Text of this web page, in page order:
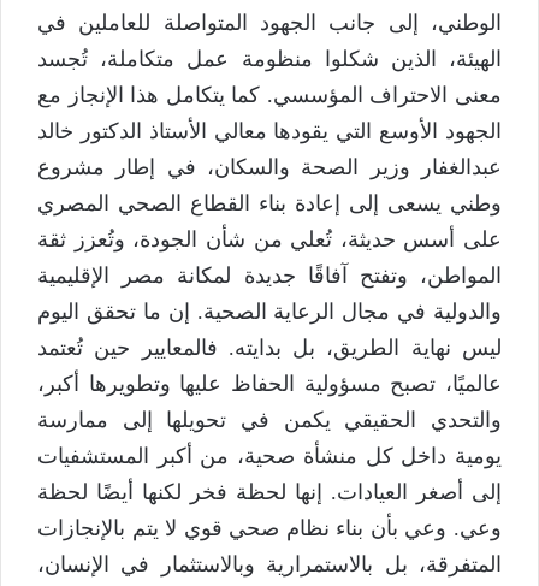
الوطني، إلى جانب الجهود المتواصلة للعاملين في
الهيئة، الذين شكلوا منظومة عمل متكاملة، تُجسد
معنى الاحتراف المؤسسي. كما يتكامل هذا الإنجاز مع
الجهود الأوسع التي يقودها معالي الأستاذ الدكتور خالد
عبدالغفار وزير الصحة والسكان، في إطار مشروع
وطني يسعى إلى إعادة بناء القطاع الصحي المصري
على أسس حديثة، تُعلي من شأن الجودة، وتُعزز ثقة
المواطن، وتفتح آفاقًا جديدة لمكانة مصر الإقليمية
والدولية في مجال الرعاية الصحية. إن ما تحقق اليوم
ليس نهاية الطريق، بل بدايته. فالمعايير حين تُعتمد
عالميًا، تصبح مسؤولية الحفاظ عليها وتطويرها أكبر،
والتحدي الحقيقي يكمن في تحويلها إلى ممارسة
يومية داخل كل منشأة صحية، من أكبر المستشفيات
إلى أصغر العيادات. إنها لحظة فخر لكنها أيضًا لحظة
وعي. وعي بأن بناء نظام صحي قوي لا يتم بالإنجازات
المتفرقة، بل بالاستمرارية وبالاستثمار في الإنسان،